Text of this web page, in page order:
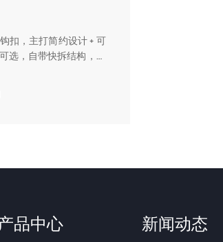
扣，主打简约设计 + 可
选，自带快拆结构，是
镀质感提供亮银、亮金
品中心 新闻动态